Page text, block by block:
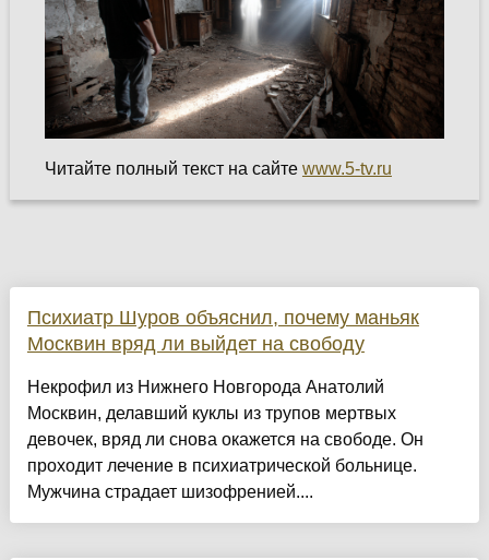
Читайте полный текст на сайте www.5-tv.ru
Психиатр Шуров объяснил, почему маньяк
Москвин вряд ли выйдет на свободу
Некрофил из Нижнего Новгорода Анатолий
Москвин, делавший куклы из трупов мертвых
девочек, вряд ли снова окажется на свободе. Он
проходит лечение в психиатрической больнице.
Мужчина страдает шизофренией....